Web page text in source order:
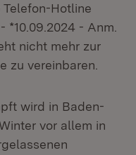
Hotline
*10.09.2024 - Anm.
nicht mehr zur
zu vereinbaren.
wird in Baden-
vor allem in